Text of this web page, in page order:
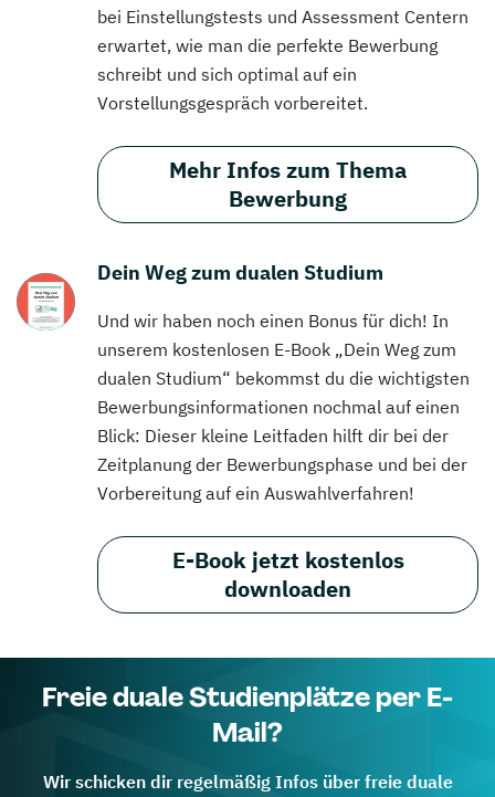
bei Einstellungstests und Assessment Centern
erwartet, wie man die perfekte Bewerbung
schreibt und sich optimal auf ein
Vorstellungsgespräch vorbereitet.
Mehr Infos zum Thema
Bewerbung
Dein Weg zum dualen Studium
Und wir haben noch einen Bonus für dich! In
unserem kostenlosen E-Book „Dein Weg zum
dualen Studium“ bekommst du die wichtigsten
Bewerbungsinformationen nochmal auf einen
Blick: Dieser kleine Leitfaden hilft dir bei der
Zeitplanung der Bewerbungsphase und bei der
Vorbereitung auf ein Auswahlverfahren!
E-Book jetzt kostenlos
downloaden
Freie duale Studienplätze per E-
Mail?
Wir schicken dir regelmäßig Infos über freie duale